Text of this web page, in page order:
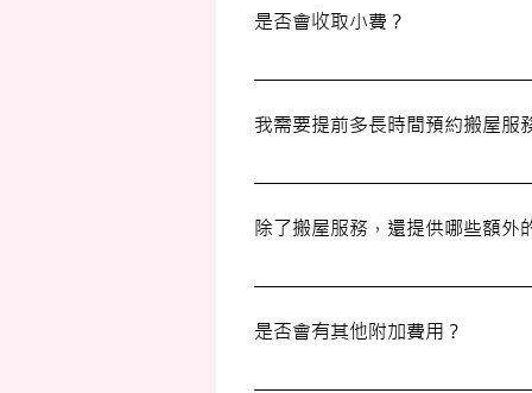
是否會收取小費？
我們不會向客戶索取小費，但客戶可
我需要提前多長時間預約搬屋服
我們建議您在搬屋前一至三星期預約
除了搬屋服務，還提供哪些額外
除了搬屋和商業搬遷服務外，我們還
是否會有其他附加費用？